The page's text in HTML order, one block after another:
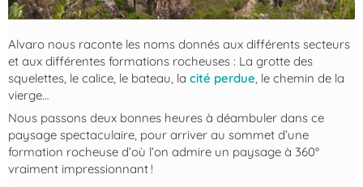
Alvaro nous raconte les noms donnés aux différents secteurs
et aux différentes formations rocheuses : La grotte des
squelettes, le calice, le bateau, la cité perdue , le chemin de la
vierge…
Nous passons deux bonnes heures à déambuler dans ce
paysage spectaculaire, pour arriver au sommet d’une
formation rocheuse d’où l’on admire un paysage à 360°
vraiment impressionnant !